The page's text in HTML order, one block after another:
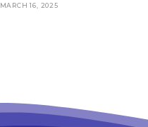
MARCH 16, 2025